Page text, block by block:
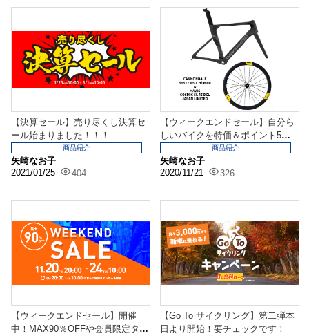
【決算セール】売り尽くし決算セ
ール始まりました！！！
矢崎なお子
2021/01/25
404
商品紹介
【ウィークエンドセール】自分ら
しいバイクを特価＆ポイント5倍
矢崎なお子
2020/11/21
326
商品紹介
【ウィークエンドセール】開催
中！MAX90％OFFや会員限定タイ
【Go To サイクリング】第二弾本
日より開始！要チェックです！